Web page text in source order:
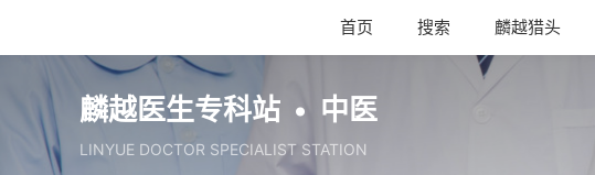
首页 搜索 麟越猎头
麟越医生专科站 • 中医
LINYUE DOCTOR SPECIALIST STATION